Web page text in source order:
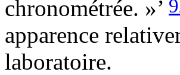
chronométrée. »’
apparence
laboratoire.